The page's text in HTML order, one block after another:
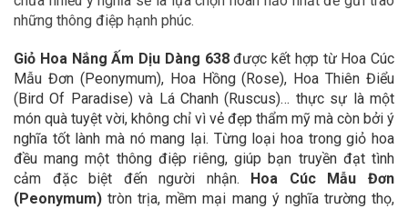
những thông điệp hạnh phúc.
Giỏ Hoa Nắng Ấm Dịu Dàng 638 được kết hợp từ Hoa Cúc
Mẫu Đơn (Peonymum), Hoa Hồng (Rose), Hoa Thiên Điểu
(Bird Of Paradise) và Lá Chanh (Ruscus)… thực sự là một
món quà tuyệt vời, không chỉ vì vẻ đẹp thẩm mỹ mà còn bởi ý
nghĩa tốt lành mà nó mang lại. Từng loại hoa trong giỏ hoa
đều mang một thông điệp riêng, giúp bạn truyền đạt tình
cảm đặc biệt đến người nhận. Hoa
Cúc Mẫu Đơn
(Peonymum)tròn trịa, mềm mại mang ý nghĩa trường thọ,